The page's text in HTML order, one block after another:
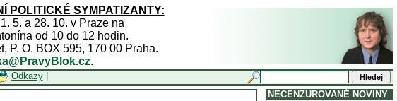
POLITICKÉ SYMPATIZANTY:
5. a 28. 10. v Praze na
od 10 do 12 hodin.
P. O. BOX 595, 170 00 Praha.
.
Odkazy|
NECENZUROVANÉ NOVINY